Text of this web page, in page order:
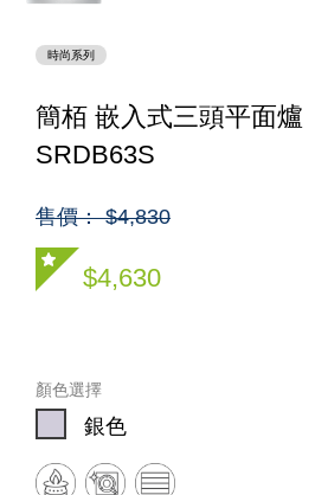
時尚系列
簡栢 嵌入式三頭平面爐
SRDB63S
售價： $4,830
$4,630
顏色選擇
銀色